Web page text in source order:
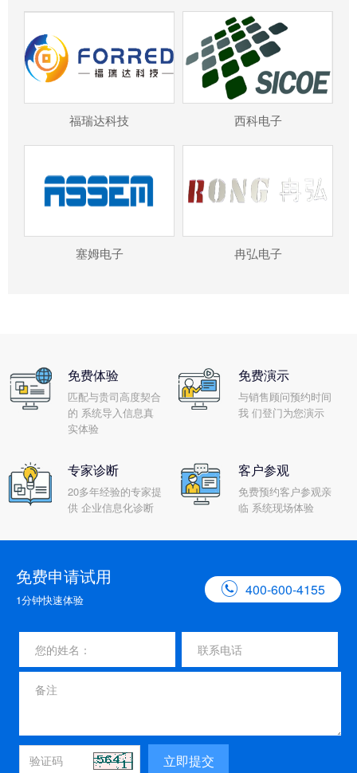
福瑞达科技 西科电子
塞姆电子 冉弘电子
免费体验
匹配与贵司高度契合
的 系统导入信息真
实体验
免费演示
与销售顾问预约时间
我 们登门为您演示
专家诊断
20多年经验的专家提
供 企业信息化诊断
客户参观
免费预约客户参观亲
临 系统现场体验
免费申请试用
1分钟快速体验
 400-600-4155
立即提交